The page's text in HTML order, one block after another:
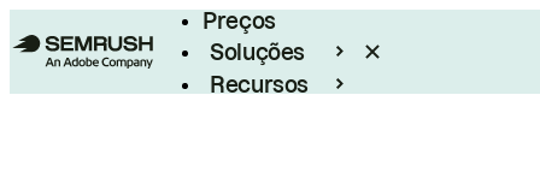
Preços
Soluções
Recursos